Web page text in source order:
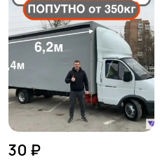
Спорт и отдых
30 ₽